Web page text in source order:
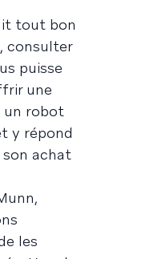
tout bon
consulter
puisse
une
un robot
y répond
son achat
les